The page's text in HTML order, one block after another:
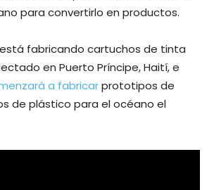
para convertirlo en productos.
está fabricando cartuchos de tinta
en Puerto Príncipe, Haití, e
a fabricarprototipos de
de plástico para el océano el